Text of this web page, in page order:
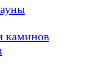
каминов